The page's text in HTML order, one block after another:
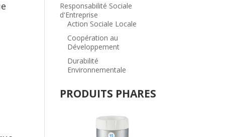
Responsabilité Sociale
d'Entreprise
Action Sociale Locale
Coopération au
Développement
Durabilité
Environnementale
PRODUITS PHARES